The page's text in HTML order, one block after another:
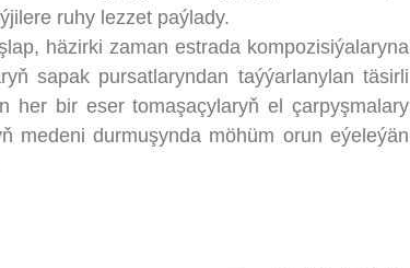
ruhy lezzet paýlady.
häzirki zaman estrada kompozisiýalaryna
sapak pursatlaryndan taýýarlanylan täsirli
her bir eser tomaşaçylaryň el çarpyşmalary
medeni durmuşynda möhüm orun eýeleýän